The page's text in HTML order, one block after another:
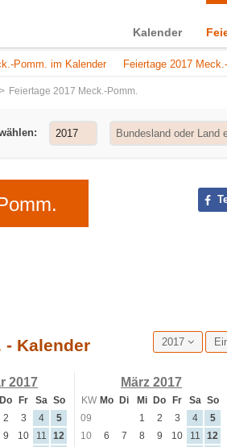
Kalender
Pomm. im Kalender Feiertage 2017
Feiertage 2017 Meck.-Pomm.
- Kalender 2017
2017
Do Fr Sa So
2 3 4
5
9 10 11
12
März 2017
KW Mo Di Mi Do Fr Sa So
09
1 2 3 4
5
10
6 7 8 9 10 11
12